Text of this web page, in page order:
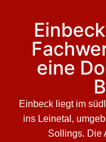
eine
Einbeck liegt im
ins Leinetal,
Sollings. Die